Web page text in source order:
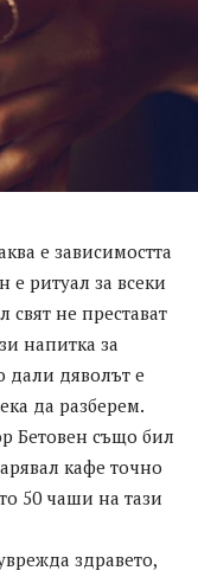
е зависимостта
е ритуал за всеки
свят не престават
напитка за
дали дяволът е
да разберем.
Бетовен също бил
кафе точно
50 чаши на тази
здравето,